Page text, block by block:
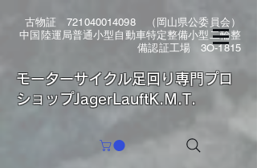
古物証721040014098（岡山県公委員会）
中国陸運局普通小型自動車特定整備小型二輪整
備認証工場 3O-1815
​モーターサイクル足回り専門プロ
ショップJagerLauftK.M.T.